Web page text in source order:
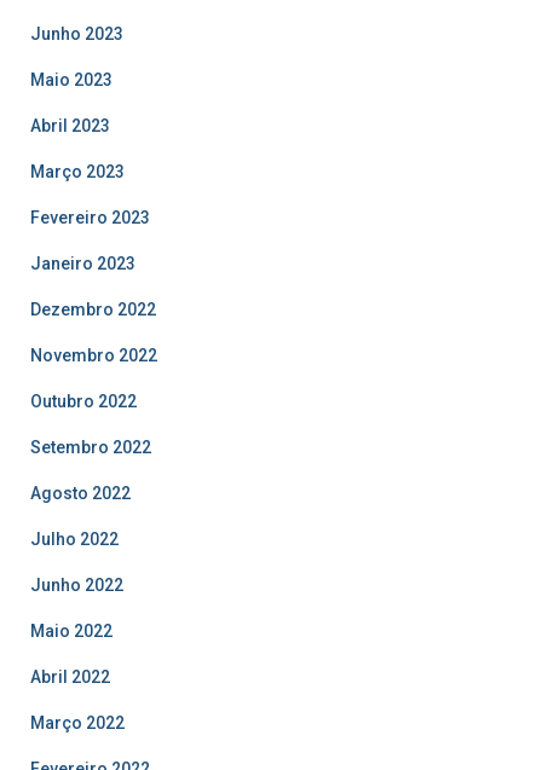
Junho 2023
Maio 2023
Abril 2023
Março 2023
Fevereiro 2023
Janeiro 2023
Dezembro 2022
Novembro 2022
Outubro 2022
Setembro 2022
Agosto 2022
Julho 2022
Junho 2022
Maio 2022
Abril 2022
Março 2022